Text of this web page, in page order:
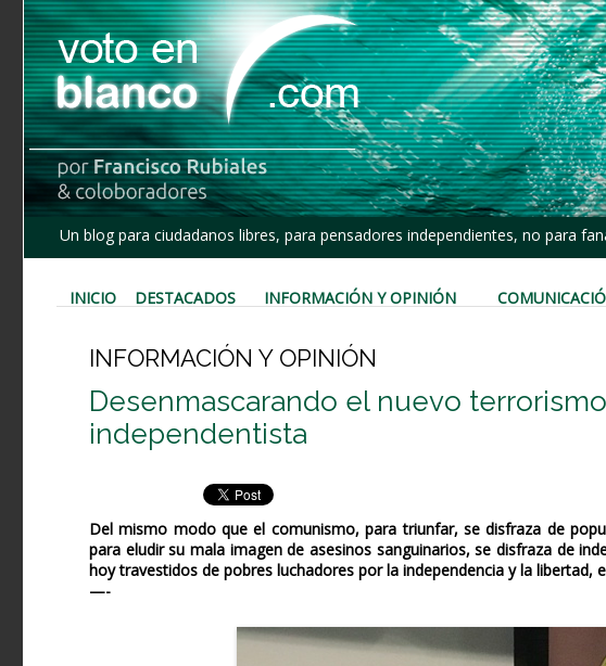
Un blog para ciudadanos libres, para pensadores independientes, no para
INICIO DESTACADOS INFORMACIÓN Y OPINIÓN
INFORMACIÓN Y OPINIÓN
Desenmascarando el nuevo
independentista
Del mismo modo que el comunismo, para triunfar, se disfraza de
para eludir su mala imagen de asesinos sanguinarios, se disfraza de
hoy travestidos de pobres luchadores por la independencia y la libertad,
—-